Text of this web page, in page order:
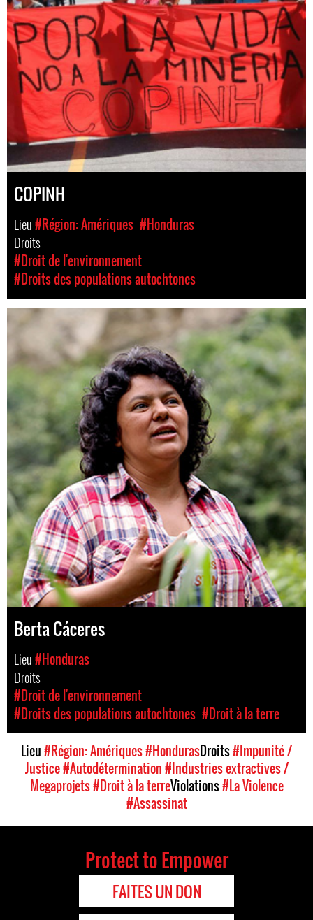
COPINH
Lieu#Région: Amériques #Honduras
Droits
#Droit de l'environnement
#Droits des populations autochtones
Berta Cáceres
Lieu#Honduras
Droits
#Droit de l'environnement
#Droits des populations autochtones #Droit à la terre
Lieu#Région: Amériques#HondurasDroits#Impunité /
Justice#Autodétermination#Industries extractives /
Megaprojets#Droit à la terreViolations#La Violence
#Assassinat
Protect to Empower
FAITES UN DON